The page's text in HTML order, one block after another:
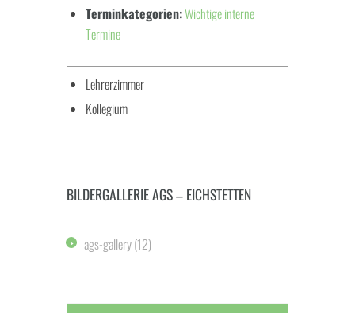
Terminkategorien:Wichtige interne
Termine
Lehrerzimmer
Kollegium
BILDERGALLERIE AGS – EICHSTETTEN
ags-gallery(12)